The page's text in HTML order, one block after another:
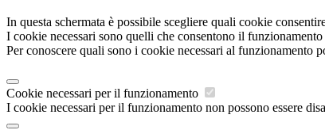
In questa schermata è possibile scegliere quali cookie
I cookie necessari sono quelli che consentono il
Per conoscere quali sono i cookie necessari al funzionamento
Cookie necessari per il funzionamento
I cookie necessari per il funzionamento non possono essere